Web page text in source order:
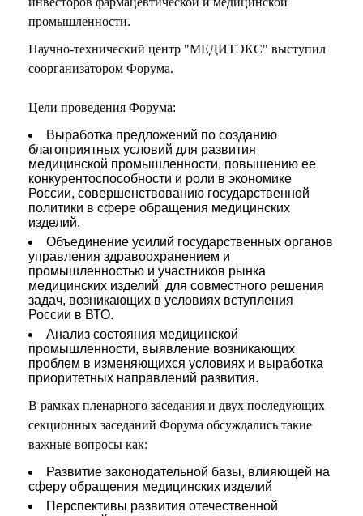
промышленности.
Научно-технический центр "МЕДИТЭКС" выступил
соорганизатором Форума.
Цели проведения Форума:
Выработка предложений по созданию
благоприятных условий для развития
медицинской промышленности, повышению ее
конкурентоспособности и роли в экономике
России, совершенствованию государственной
политики в сфере обращения медицинских
изделий.
Объединение усилий государственных органов
управления здравоохранением и
промышленностью и участников рынка
медицинских изделий для совместного решения
задач, возникающих в условиях вступления
России в ВТО.
Анализ состояния медицинской
промышленности, выявление возникающих
проблем в изменяющихся условиях и выработка
приоритетных направлений развития.
В рамках пленарного заседания и двух последующих
секционных заседаний Форума обсуждались такие
важные вопросы как:
Развитие законодательной базы, влияющей на
сферу обращения медицинских изделий
Перспективы развития отечественной